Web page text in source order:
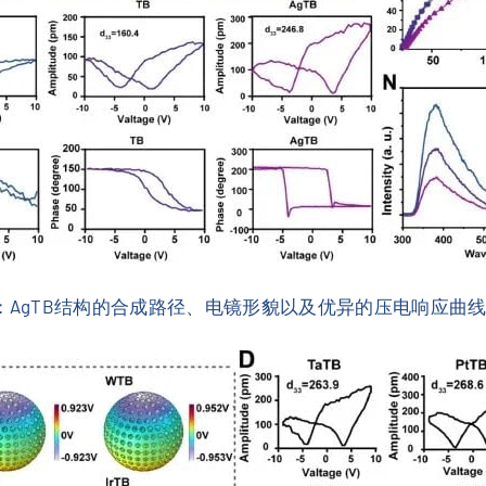
AgTB结构的合成路径、电镜形貌以及优异的压电响应曲